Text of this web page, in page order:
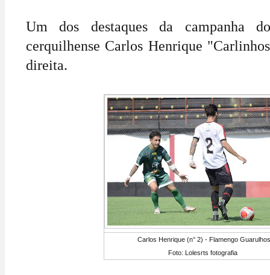
Um dos destaques da campanha
cerquilhense Carlos Henrique
direita.
Carlos Henrique (n° 2) - Flamengo Guarulhos
Foto: Lolesrts fotografia